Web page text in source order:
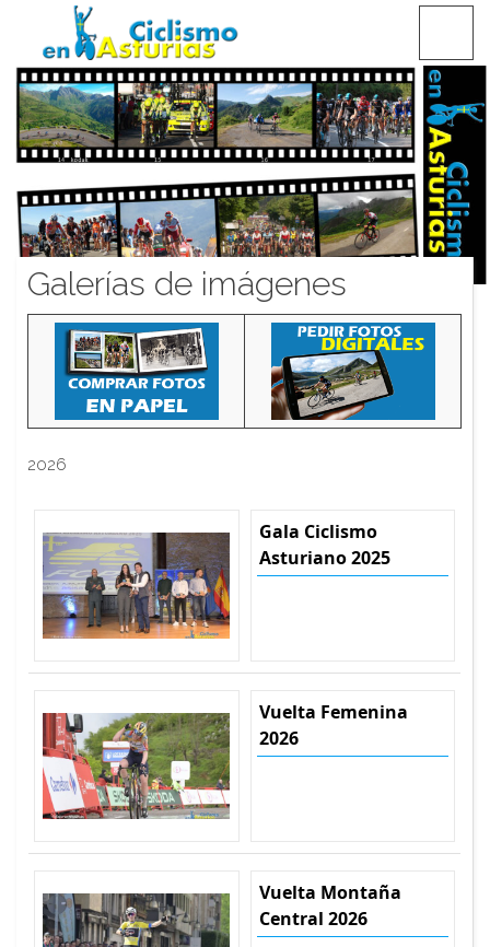
CICLISMO EN ASTURIAS
Galerías de imágenes
2026
Gala Ciclismo
Asturiano 2025
Vuelta Femenina
2026
Vuelta Montaña
Central 2026